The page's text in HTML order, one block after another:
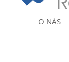
O NÁS